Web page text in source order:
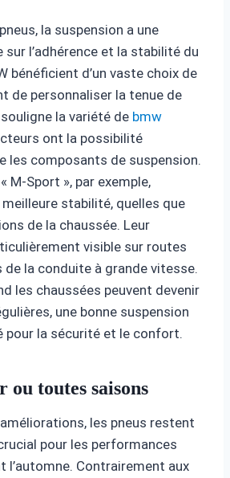
la suspension a une
sur l’adhérence et la stabilité du
bénéficient d’un vaste choix de
de personnaliser la tenue de
la variété de bmw
ont la possibilité
les composants de suspension.
M-Sport », par exemple,
stabilité, quelles que
de la chaussée. Leur
visible sur routes
de la conduite à grande vitesse.
les chaussées peuvent devenir
une bonne suspension
pour la sécurité et le confort.
ou toutes saisons
les pneus restent
pour les performances
l’automne. Contrairement aux